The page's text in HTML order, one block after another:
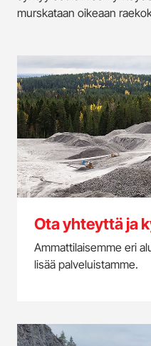
murskataan oikeaan
Ota yhteyttä ja
Ammattilaisemme eri
lisää palveluistamme.